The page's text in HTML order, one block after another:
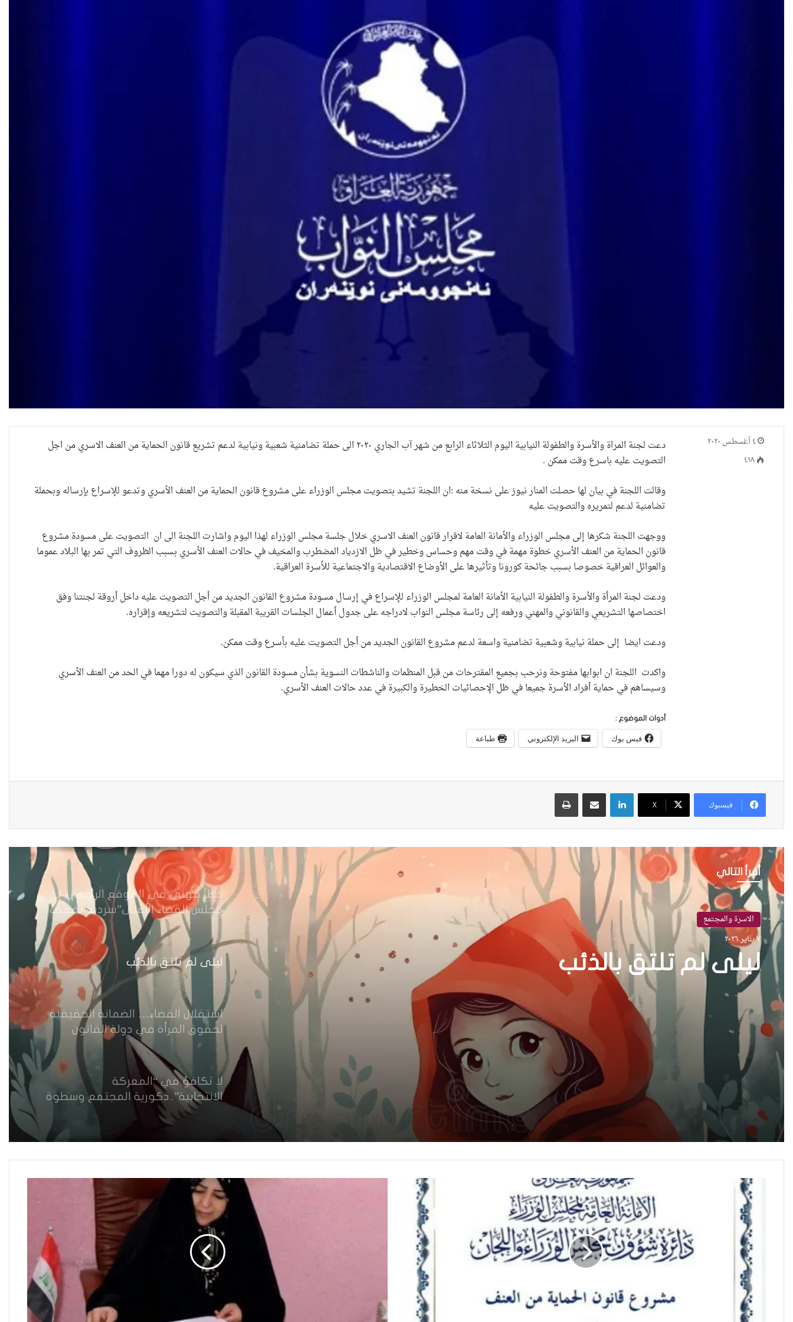
دعت لجنة المراة والأسرة والطفولة النيابية اليوم الثلاثاء الرابع من شهر آب الجاري ٢٠٢٠ الى حملة تضامنية شعبية ونيابية لدعم تشريع قانون الحماية من العنف الاسري من اجل
التصويت عليه باسرع وقت ممكن .
وقالت اللجنة في بيان لها حصلت المنار نيوز على نسخة منه :ان اللجنة تشيد بتصويت مجلس الوزراء على مشروع قانون الحماية من العنف الأسري وتدعو للإسراع بإرساله وبحملة
تضامنية لدعم لتمريره والتصويت عليه
ووجهت اللجنة شكرها إلى مجلس الوزراء والأمانة العامة لاقرار قانون العنف الاسري خلال جلسة مجلس الوزراء لهذا اليوم واشارت اللجنة الى ان التصويت على مسودة مشروع
قانون الحماية من العنف الأسري خطوة مهمة في وقت مهم وحساس وخطير في ظل الازدياد المضطرب والمخيف في حالات العنف الأسري بسبب الظروف التي تمر بها البلاد عموما
والعوائل العراقية خصوصا بسبب جائحة كورونا وتأثيرها على الأوضاع الاقتصادية والاجتماعية للأسرة العراقية.
ودعت لجنة المرأة والأسرة والطفولة النيابية الأمانة العامة لمجلس الوزراء للإسراع في إرسال مسودة مشروع القانون الجديد من أجل التصويت عليه داخل أروقة لجنتنا وفق
اختصاصها التشريعي والقانوني والمهني ورفعه إلى رئاسة مجلس النواب لادراجه على جدول أعمال الجلسات القريبة المقبلة والتصويت لتشريعه وإقراره.
ودعت ايضا إلى حملة نيابية وشعبية تضامنية واسعة لدعم مشروع القانون الجديد من أجل التصويت عليه بأسرع وقت ممكن.
واكدت اللجنة ان ابوابها مفتوحة ونرحب بجميع المقترحات من قبل المنظمات والناشطات النسوية بشأن مسودة القانون الذي سيكون له دورا مهما في الحد من العنف الأسري
وسيساهم في حماية أفراد الأسرة جميعا في ظل الإحصائيات الخطيرة والكبيرة في عدد حالات العنف الأسري.
أدوات الموضوع :
فيس بوك البريد الإلكتروني طباعة
٤ أغسطس ٢٠٢٠
٤١٨
فيسبوك X
لينكدإن
أقرأ التالي
الاسرة والمجتمع
٧ يناير ٢٠٢٦
ليلى لم تلتق بالذئب
الدروس المستفادة والتعلم من حماية
نظرة قانونية حول حقوق المرأة”قاصرات
خطأ مهني في الموقع الرسمي لـ
مجلس القضاء الأعلى”سردية تُضعف
الضحية وتفتح باب التبرير للجريمة”
ليلى لم تلتق بالذئب
استقلال القضاء… الضمانة الحقيقية
لحقوق المرأة في دولة القانون
لا تكافؤ في “المعركة
الانتخابية”..ذكورية المجتمع وسطوة
الأحزاب وقلة الموارد تبدد حظوظ
المرشحات المستقلات للفوز بمقاعد
نيابية
الدروس المستفادة والتعلم من حماية
النساء في بيئة العمل(2)
استثناء الإيزيديات من شرط القبول
الجامعي..إنصاف متأخر ام دعاية انتخابية
؟